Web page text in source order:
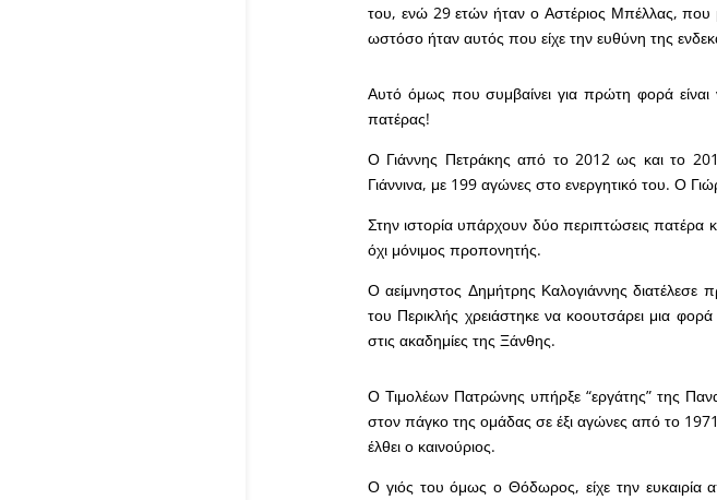
του, ενώ 29 ετών ήταν ο Αστέριος Μπέλλας, που
ωστόσο ήταν αυτός που είχε την ευθύνη της
Αυτό όμως που συμβαίνει για πρώτη φορά είναι
πατέρας!
Ο Γιάννης Πετράκης από το 2012 ως και το
Γιάννινα, με 199 αγώνες στο ενεργητικό του. Ο
Στην ιστορία υπάρχουν δύο περιπτώσεις πατέρα
όχι μόνιμος προπονητής.
Ο αείμνηστος Δημήτρης Καλογιάννης
του Περικλής χρειάστηκε να κοουτσάρει μια
στις ακαδημίες της Ξάνθης.
Ο Τιμολέων Πατρώνης υπήρξε “εργάτης” της
στον πάγκο της ομάδας σε έξι αγώνες από το
έλθει ο καινούριος.
Ο γιός του όμως ο Θόδωρος, είχε την ευκαιρία